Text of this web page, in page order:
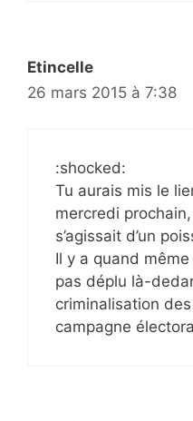
Etincelle
26 mars 2015 à 7:38
:shocked:
Tu aurais mis le
mercredi prochain,
s’agissait d’un
Il y a quand même
pas déplu là-
criminalisation
campagne